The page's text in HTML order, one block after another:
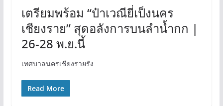
เตรียมพร้อม “ป๋าเวณียี่เป็งนคร
เชียงราย” สุดอลังการบนลำน้ำกก |
26-28 พ.ย.นี้
เทศบาลนครเชียงรายรัง
Read More